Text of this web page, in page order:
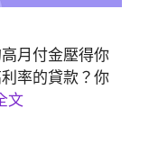
月付金壓得你
率的貸款？你
文